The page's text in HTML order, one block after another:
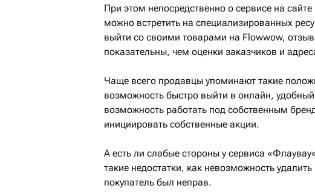
При этом непосредственно о сервисе на
можно встретить на специализированных
выйти со своими товарами на Flowwow,
показательны, чем оценки заказчиков и
Чаще всего продавцы упоминают такие
возможность быстро выйти в онлайн,
возможность работать под собственным
инициировать собственные акции.
А есть ли слабые стороны у сервиса
такие недостатки, как невозможность
покупатель был неправ.